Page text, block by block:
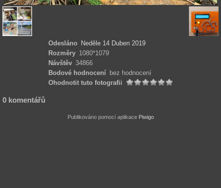
Odesláno Neděle 14 Duben 2019
Rozměry 1080*1079
Návštěv 34866
Bodové hodnocení
bez hodnocení
Ohodnotit tuto fotografii
0 komentářů
Publikováno pomocí aplikace Piwigo